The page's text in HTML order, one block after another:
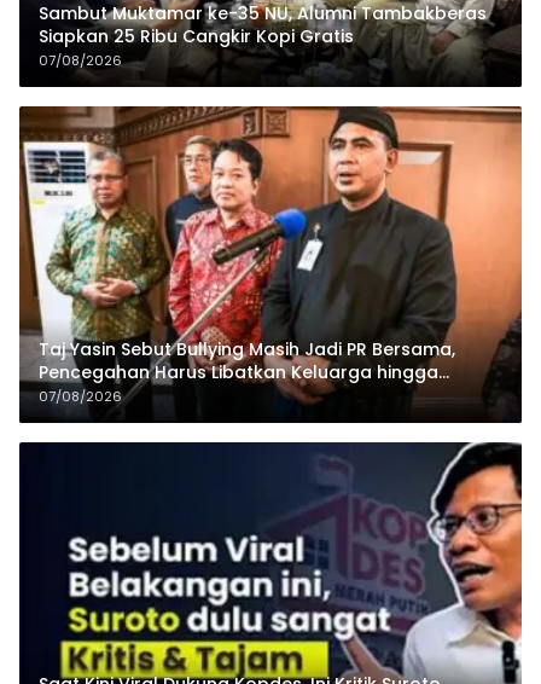
Sambut Muktamar ke-35 NU, Alumni Tambakberas
Siapkan 25 Ribu Cangkir Kopi Gratis
07/08/2026
Taj Yasin Sebut Bullying Masih Jadi PR Bersama,
Pencegahan Harus Libatkan Keluarga hingga
Pesantren
07/08/2026